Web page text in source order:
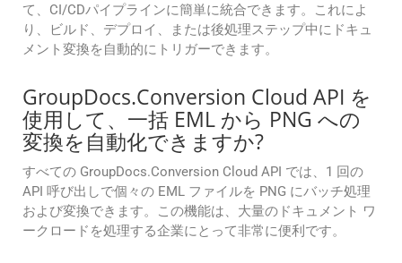
て、CI/CDパイプラインに簡単に統合できます。これによ
り、ビルド、デプロイ、または後処理ステップ中にドキュ
メント変換を自動的にトリガーできます。
GroupDocs.Conversion Cloud API を
使用して、一括 EML から PNG への
変換を自動化できますか?
すべての GroupDocs.Conversion Cloud API では、1 回の
API 呼び出しで個々の EML ファイルを PNG にバッチ処理
および変換できます。この機能は、大量のドキュメント ワ
ークロードを処理する企業にとって非常に便利です。